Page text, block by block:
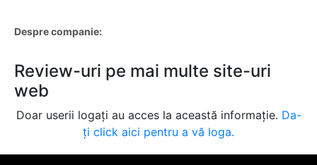
Despre companie:
Review-uri pe mai multe site-uri
web
Doar userii logați au acces la această informație. Da-
ți click aici pentru a vă loga.